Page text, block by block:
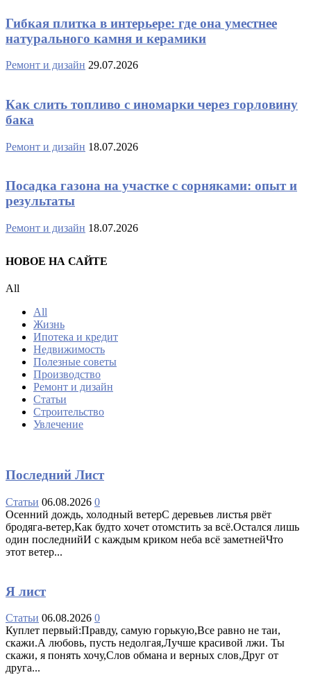
Гибкая плитка в интерьере: где она уместнее
натурального камня и керамики
Ремонт и дизайн 29.07.2026
Как слить топливо с иномарки через горловину
бака
Ремонт и дизайн 18.07.2026
Посадка газона на участке с сорняками: опыт и
результаты
Ремонт и дизайн 18.07.2026
НОВОЕ НА САЙТЕ
All
All
Жизнь
Ипотека и кредит
Недвижимость
Полезные советы
Производство
Ремонт и дизайн
Статьи
Строительство
Увлечение
Последний Лист
Статьи 06.08.2026 0
Осенний дождь, холодный ветерС деревьев листья рвёт
бродяга-ветер,Как будто хочет отомстить за всё.Остался лишь
один последнийИ с каждым криком неба всё заметнейЧто
этот ветер...
Я лист
Статьи 06.08.2026 0
Куплет первый:Правду, самую горькую,Все равно не таи,
скажи.А любовь, пусть недолгая,Лучше красивой лжи. Ты
скажи, я понять хочу,Слов обмана и верных слов,Друг от
друга...